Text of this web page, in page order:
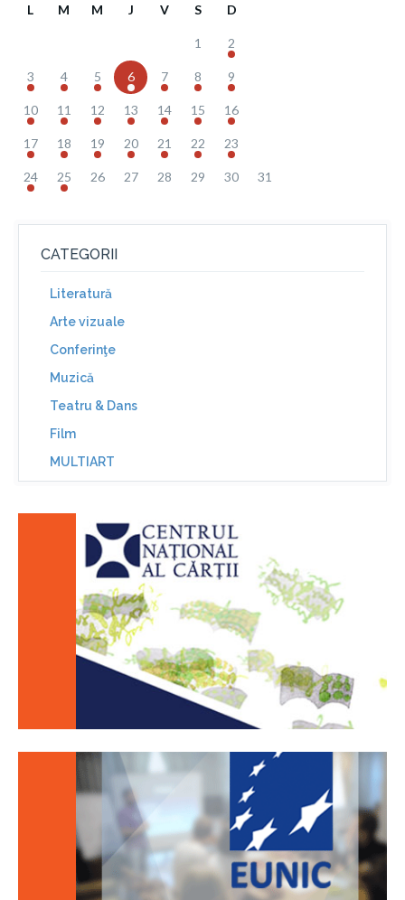
L M M J V S D
1 2
3 4 5 6 7 8 9
10 11 12 13 14 15 16
17 18 19 20 21 22 23
24 25 26 27 28 29 30 31
CATEGORII
Literatură
Arte vizuale
Conferinţe
Muzică
Teatru & Dans
Film
MULTIART